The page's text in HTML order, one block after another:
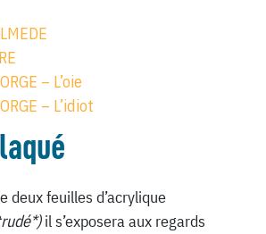
– L’oie
– L’idiot
deux feuilles d’acrylique
il s’exposera aux regards